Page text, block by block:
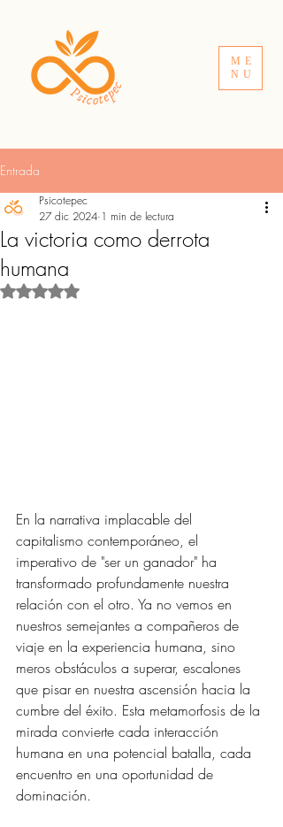
ME
NU
Entrada
La victoria como derrota
humana
Psicotepec
27 dic 2024 1 min de lectura
Obtuvo NaN de 5 estrellas.
En la narrativa implacable del
capitalismo contemporáneo, el
imperativo de "ser un ganador" ha
transformado profundamente nuestra
relación con el otro. Ya no vemos en
nuestros semejantes a compañeros de
viaje en la experiencia humana, sino
meros obstáculos a superar, escalones
que pisar en nuestra ascensión hacia la
cumbre del éxito. Esta metamorfosis de la
mirada convierte cada interacción
humana en una potencial batalla, cada
encuentro en una oportunidad de
dominación.